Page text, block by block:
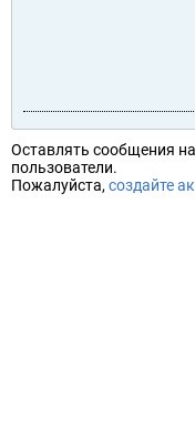
Оставлять сообщения
пользователи.
Пожалуйста, создайте